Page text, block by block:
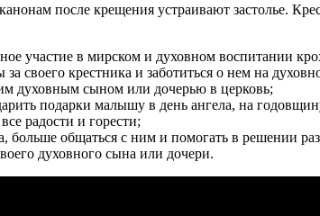
после крещения устраивают застолье.
участие в мирском и духовном воспитании
своего крестника и заботиться о нем на
духовным сыном или дочерью в церковь;
подарки малышу в день ангела, на
радости и горести;
больше общаться с ним и помогать в решении
духовного сына или дочери.